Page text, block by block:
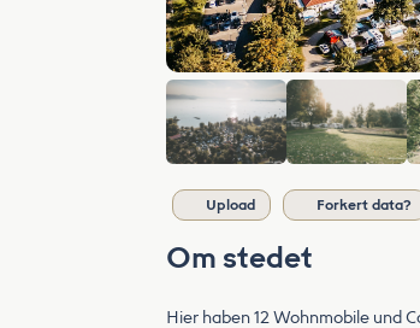
Upload Forkert data?
Om stedet
Hier haben 12 Wohnmobile und